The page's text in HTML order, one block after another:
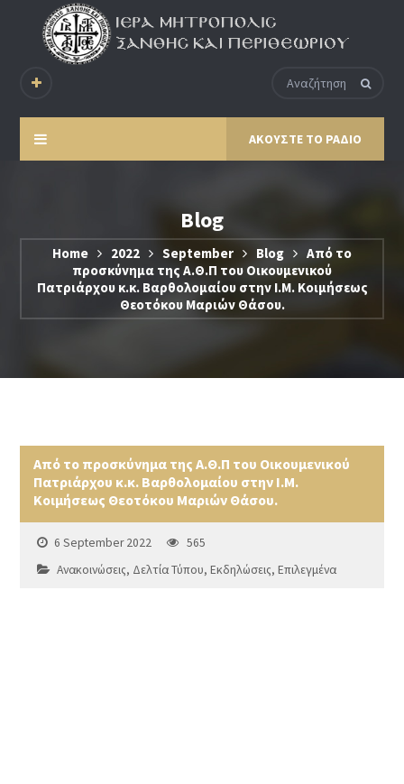
ΑΚΟΥΣΤΕ ΤΟ ΡΑΔΙΟ
Blog
Home 2022 September Blog
Από το
προσκύνημα της Α.Θ.Π του Οικουμενικού
Πατριάρχου κ.κ. Βαρθολομαίου στην Ι.Μ. Κοιμήσεως
Θεοτόκου Μαριών Θάσου.
Από το προσκύνημα της Α.Θ.Π του Οικουμενικού
Πατριάρχου κ.κ. Βαρθολομαίου στην Ι.Μ.
Κοιμήσεως Θεοτόκου Μαριών Θάσου.
6 September 2022
565
Ανακοινώσεις, Δελτία Τύπου,Εκδηλώσεις,Επιλεγμένα